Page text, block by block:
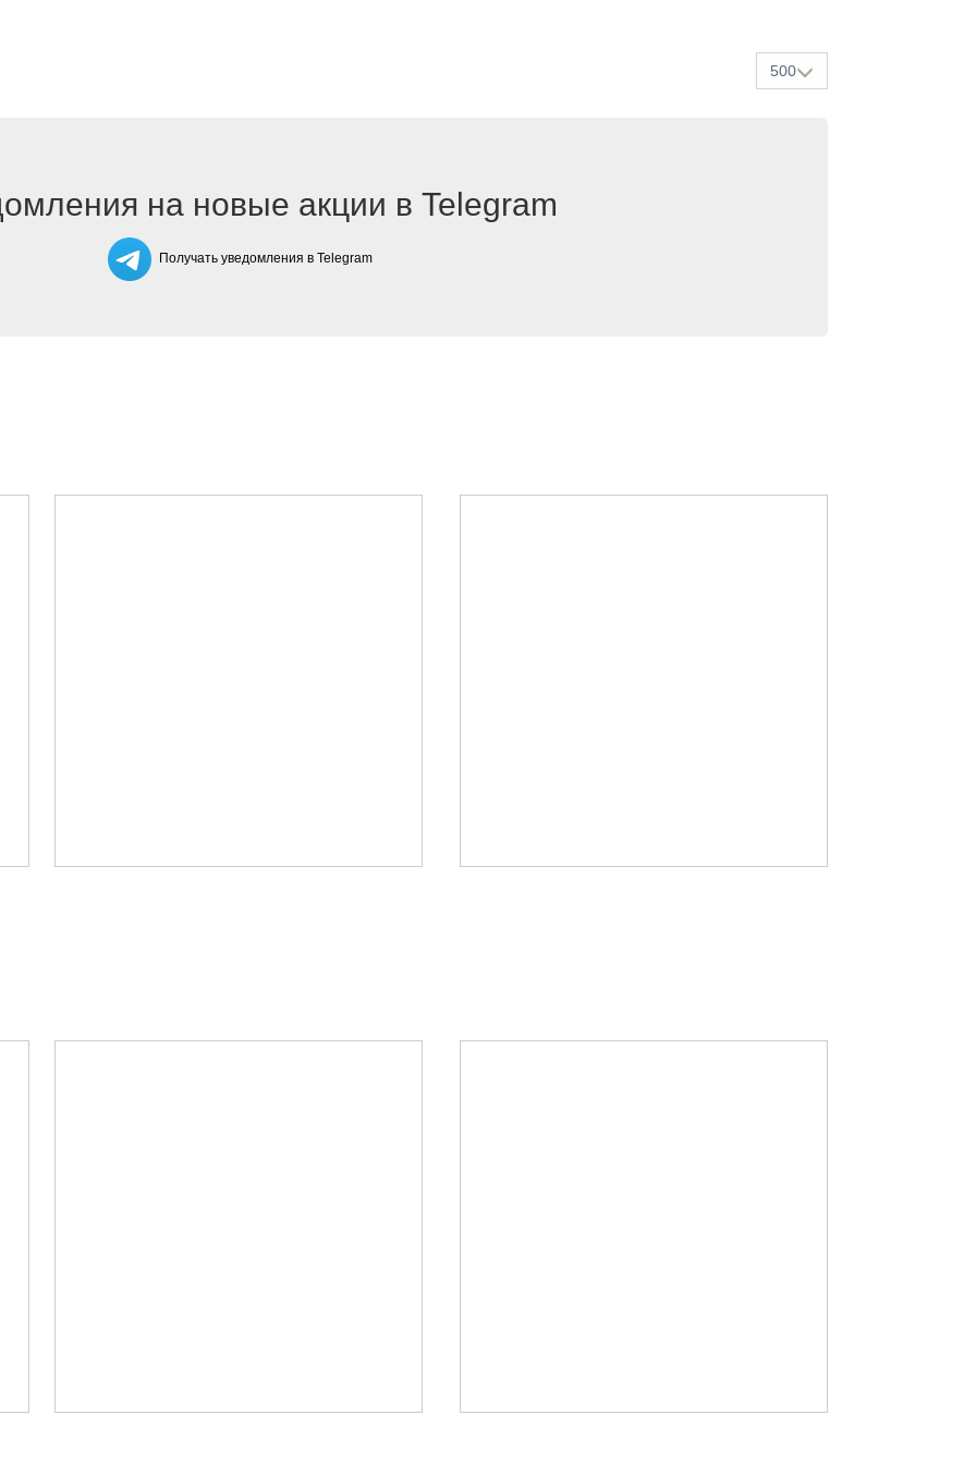
500
на новые акции в Telegram
Получать уведомления в Telegram